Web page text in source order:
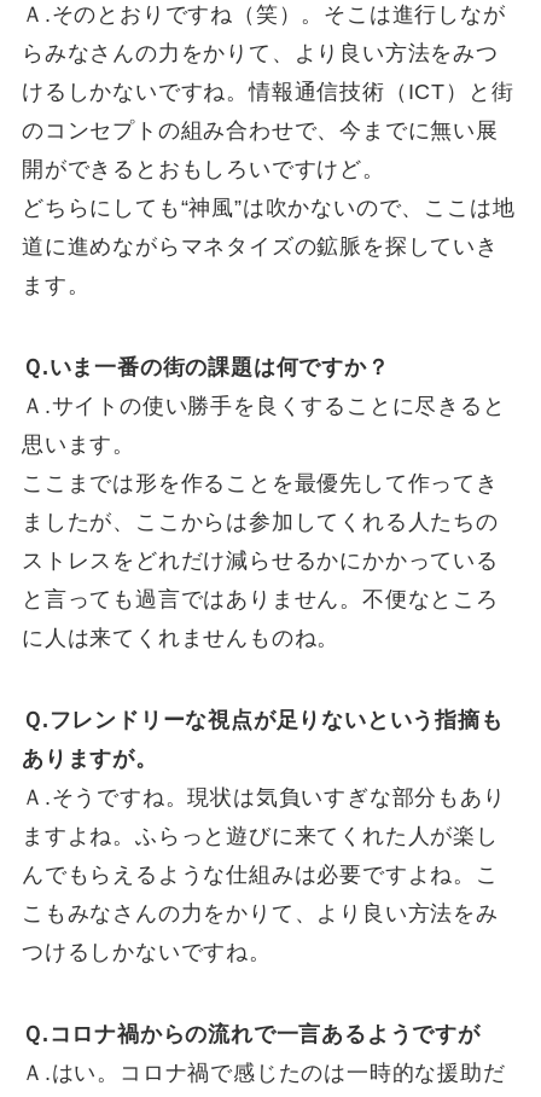
Ａ.そのとおりですね（笑）。そこは進行しなが
らみなさんの力をかりて、より良い方法をみつ
けるしかないですね。情報通信技術（ICT）と街
のコンセプトの組み合わせで、今までに無い展
開ができるとおもしろいですけど。
どちらにしても“神風”は吹かないので、ここは地
道に進めながらマネタイズの鉱脈を探していき
ます。
Ｑ.いま一番の街の課題は何ですか？
Ａ.サイトの使い勝手を良くすることに尽きると
思います。
ここまでは形を作ることを最優先して作ってき
ましたが、ここからは参加してくれる人たちの
ストレスをどれだけ減らせるかにかかっている
と言っても過言ではありません。不便なところ
に人は来てくれませんものね。
Ｑ.フレンドリーな視点が足りないという指摘も
ありますが。
Ａ.そうですね。現状は気負いすぎな部分もあり
ますよね。ふらっと遊びに来てくれた人が楽し
んでもらえるような仕組みは必要ですよね。こ
こもみなさんの力をかりて、より良い方法をみ
つけるしかないですね。
Ｑ.コロナ禍からの流れで一言あるようですが
Ａ.はい。コロナ禍で感じたのは一時的な援助だ